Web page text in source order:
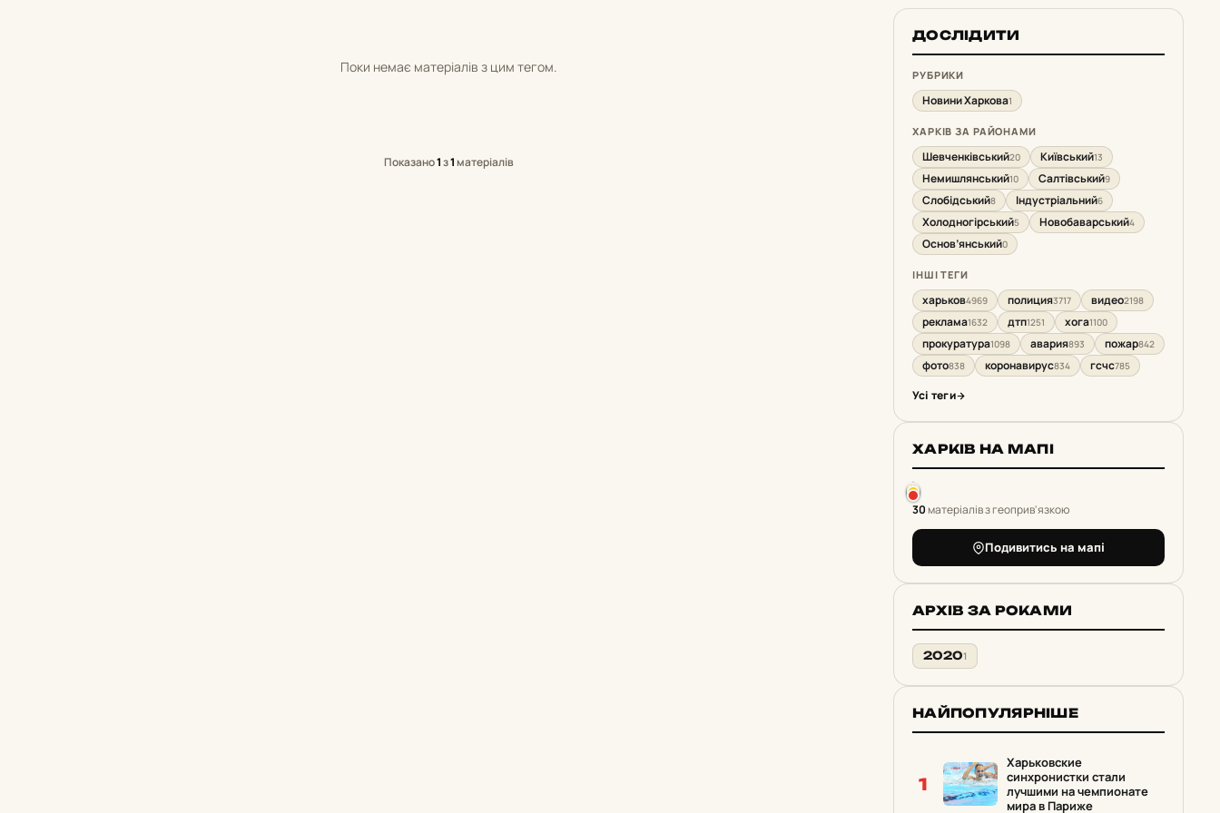
Поки немає матеріалів з цим тегом.
Показано1з1матеріалів
ДОСЛІДИТИ
РУБРИКИ
Новини Харкова1
ХАРКІВ ЗА РАЙОНАМИ
Шевченківський20 Київський13
Немишлянський10 Салтівський9
Слобідський8 Індустріальний6
Холодногірський5 Новобаварський4
Основ’янський0
ІНШІ ТЕГИ
харьков4969 полиция3717 видео2198
реклама1632 дтп1251 хога1100
прокуратура1098 авария893 пожар842
фото838 коронавирус834 гсчс785
Усі теги
ХАРКІВ НА МАПІ
30матеріалів з геоприв'язкою
Подивитись на мапі
АРХІВ ЗА РОКАМИ
20201
НАЙПОПУЛЯРНІШЕ
1
Харьковские
синхронистки стали
лучшими на чемпионате
мира в Париже